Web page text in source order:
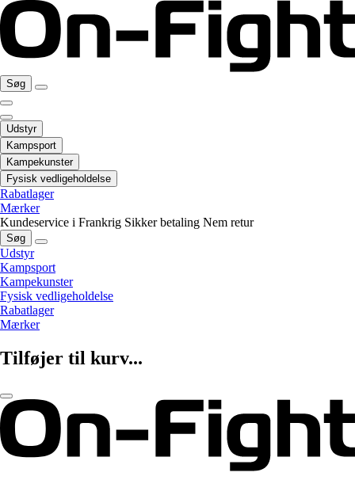
Søg
Udstyr
Kampsport
Kampekunster
Fysisk vedligeholdelse
Rabatlager
Mærker
Kundeservice i Frankrig Sikker betaling Nem retur
Søg
Udstyr
Kampsport
Kampekunster
Fysisk vedligeholdelse
Rabatlager
Mærker
Tilføjer til kurv...